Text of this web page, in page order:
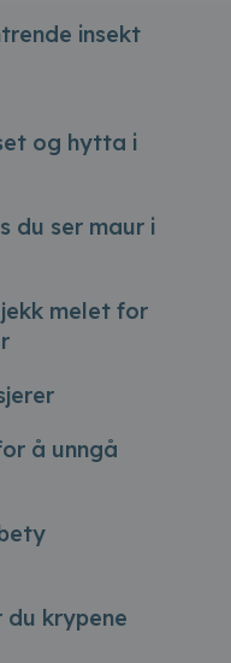
insekt
og hytta i
du ser maur i
melet for
å unngå
du krypene